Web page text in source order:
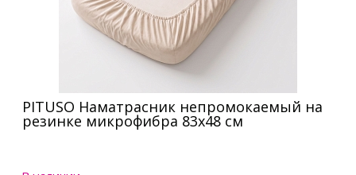
PITUSO Наматрасник непромокаемый на
резинке микрофибра 83х48 см